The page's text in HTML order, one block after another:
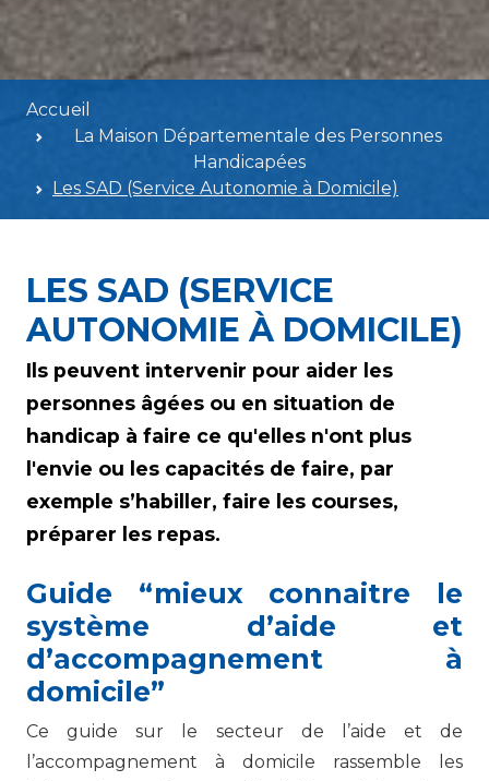
Accueil
La Maison Départementale des Personnes
Handicapées
Les SAD (Service Autonomie à Domicile)
LES SAD (SERVICE
AUTONOMIE À DOMICILE)
Ils peuvent intervenir pour aider les
personnes âgées ou en situation de
handicap à faire ce qu'elles n'ont plus
l'envie ou les capacités de faire, par
exemple s’habiller, faire les courses,
préparer les repas.
Guide “mieux connaitre le
système d’aide et
d’accompagnement à
domicile”
Ce guide sur le secteur de l’aide et de
l’accompagnement à domicile rassemble les